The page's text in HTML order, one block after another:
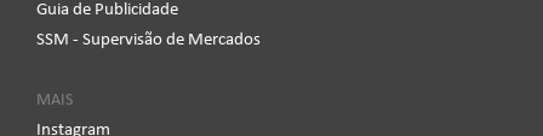
Guia de Publicidade
SSM - Supervisão de Mercados
MAIS
Instagram